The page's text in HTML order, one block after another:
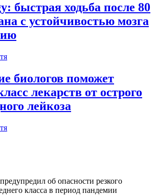
быстрая ходьба после 80
с устойчивостью мозга
биологов поможет
лекарств от острого
лейкоза
об опасности резкого
класса в период пандемии